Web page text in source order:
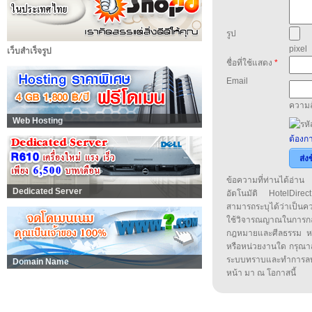
เว็บสำเร็จรูป
Web Hosting
Dedicated Server
Domain Name
รูป
pixel
ชื่อที่ใช้แสดง *
Email
ความ
ต้องก
ส่ง
ข้อความที่ท่านได้อ่าน
อัตโนมัติ
สามารถระบุได้ว่าเป็น
ใช้วิจารณญาณในกา
กฎหมายและศีลธรรม
หรือหน่วยงานใด กรุณา
ระบบทราบและทำกา
หน้า มา ณ โอกาสนี้